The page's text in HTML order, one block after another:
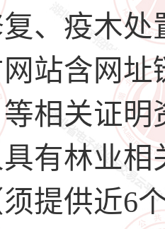
、疫木
站含网
相关证
具有林业
提供近6